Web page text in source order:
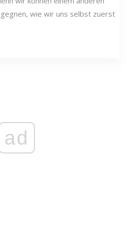
wie wir uns selbst zuerst
ad